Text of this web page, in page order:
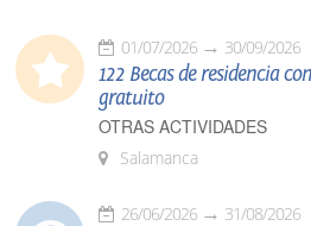
01/07/2026 30/09/2026
122 Becas de residencia
gratuito
OTRAS ACTIVIDADES
Salamanca
26/06/2026 31/08/2026